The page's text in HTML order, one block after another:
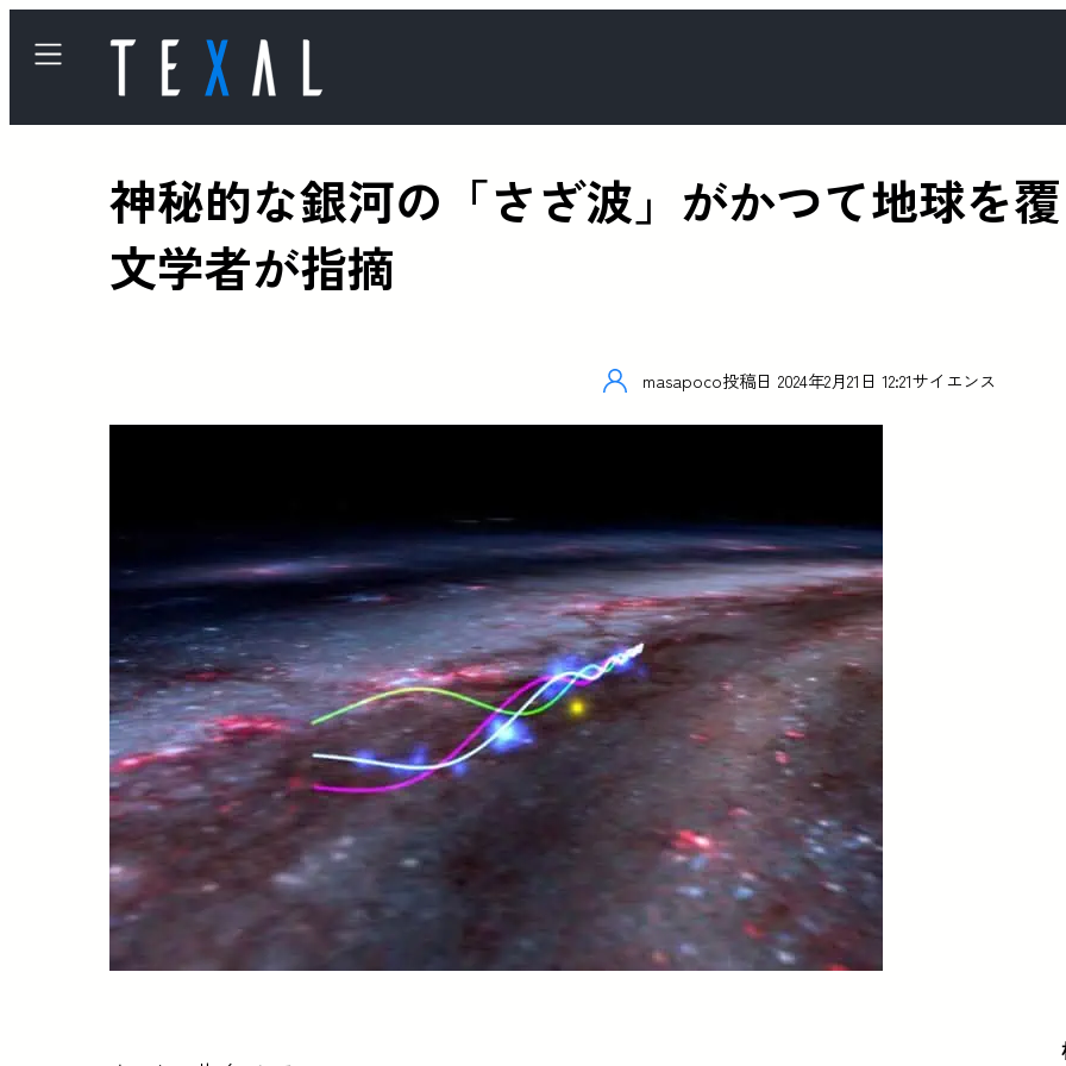
神秘的な銀河の「さざ波」がかつて地球を
文学者が指摘
masapoco投稿日 2024年2月21日 12:21サイエンス